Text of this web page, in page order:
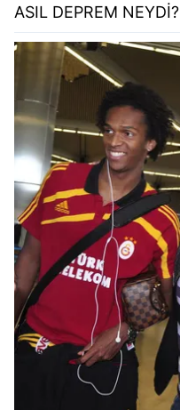
ASIL DEPREM NEYDİ?